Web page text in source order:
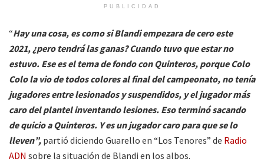
PUBLICIDAD
“Hay una cosa, es como si Blandi empezara de cero este
2021, ¿pero tendrá las ganas? Cuando tuvo que estar no
estuvo. Ese es el tema de fondo con Quinteros, porque Colo
Colo la vio de todos colores al final del campeonato, no tenía
jugadores entre lesionados y suspendidos, y el jugador más
caro del plantel inventando lesiones. Eso terminó sacando
de quicio a Quinteros. Y es un jugador caro para que se lo
lleven”, partió diciendo Guarello en “Los Tenores” de Radio
ADN sobre la situación de Blandi en los albos.